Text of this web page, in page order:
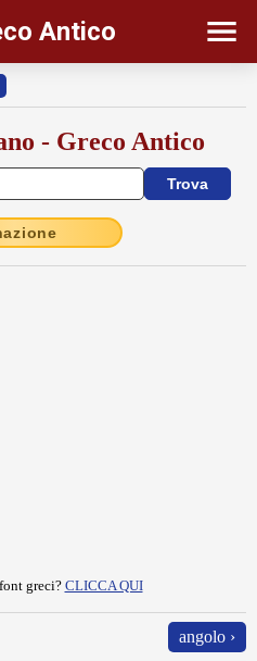
Antico
- Greco Antico
greci? CLICCA QUI
angolo ›